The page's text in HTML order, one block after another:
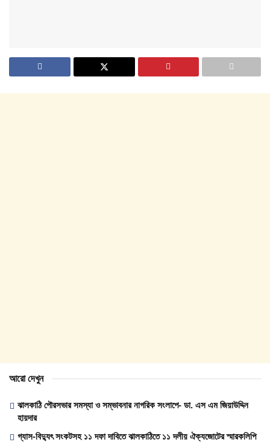
আরো দেখুন
ঝালকাঠি পৌরসভার সমস্যা ও সম্ভাবনার নাগরিক সংলাপে- ডা. এস এম জিয়াউদ্দিন
হায়দার
গ্যাস-বিদ্যুৎ সংকটসহ ১১ দফা দাবিতে ঝালকাঠিতে ১১ দলীয় ঐক্যজোটের স্মারকলিপি